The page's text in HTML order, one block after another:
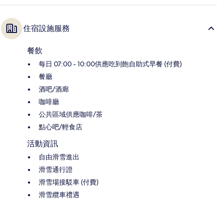
住宿設施服務
餐飲
每日 07:00 - 10:00供應吃到飽自助式早餐 (付費)
餐廳
酒吧/酒廊
咖啡廳
公共區域供應咖啡/茶
點心吧/輕食店
活動資訊
自由滑雪進出
滑雪通行證
滑雪場接駁車 (付費)
滑雪纜車禮遇